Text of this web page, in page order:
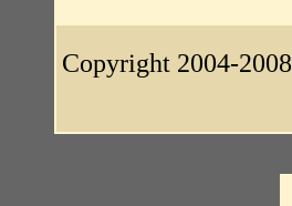
Copyright 2004-2008